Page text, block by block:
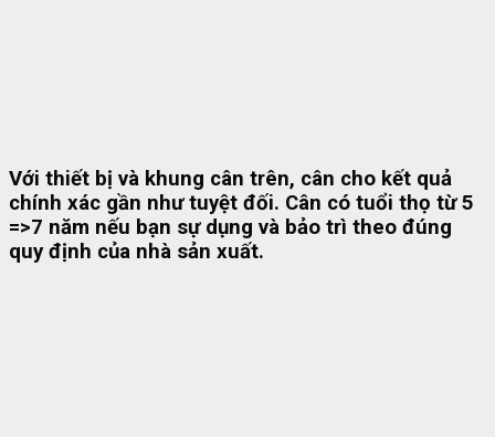
Với thiết bị và khung cân trên, cân cho kết quả
chính xác gần như tuyệt đối. Cân có tuổi thọ từ 5
=>7 năm nếu bạn sự dụng và bảo trì theo đúng
quy định của nhà sản xuất.